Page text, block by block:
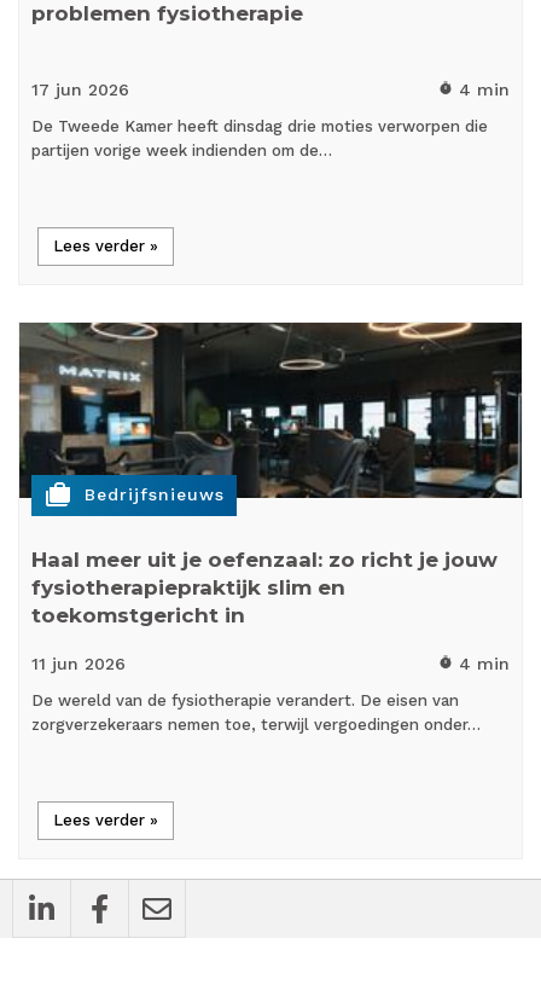
problemen fysiotherapie
17 jun 2026 timer 4 min
De Tweede Kamer heeft dinsdag drie moties verworpen die
partijen vorige week indienden om de…
Lees verder »
cases Bedrijfsnieuws
Haal meer uit je oefenzaal: zo richt je jouw
fysiotherapiepraktijk slim en
toekomstgericht in
11 jun 2026 timer 4 min
De wereld van de fysiotherapie verandert. De eisen van
zorgverzekeraars nemen toe, terwijl vergoedingen onder…
Lees verder »